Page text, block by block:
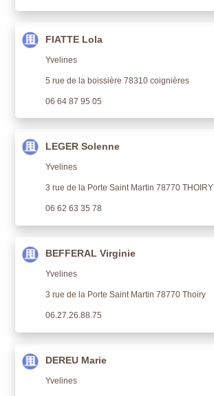
FIATTE Lola
Yvelines
5 rue de la boissière 78310 coignières
06 64 87 95 05
LEGER Solenne
Yvelines
3 rue de la Porte Saint Martin 78770 THOIRY
06 62 63 35 78
BEFFERAL Virginie
Yvelines
3 rue de la Porte Saint Martin 78770 Thoiry
06.27.26.88.75
DEREU Marie
Yvelines